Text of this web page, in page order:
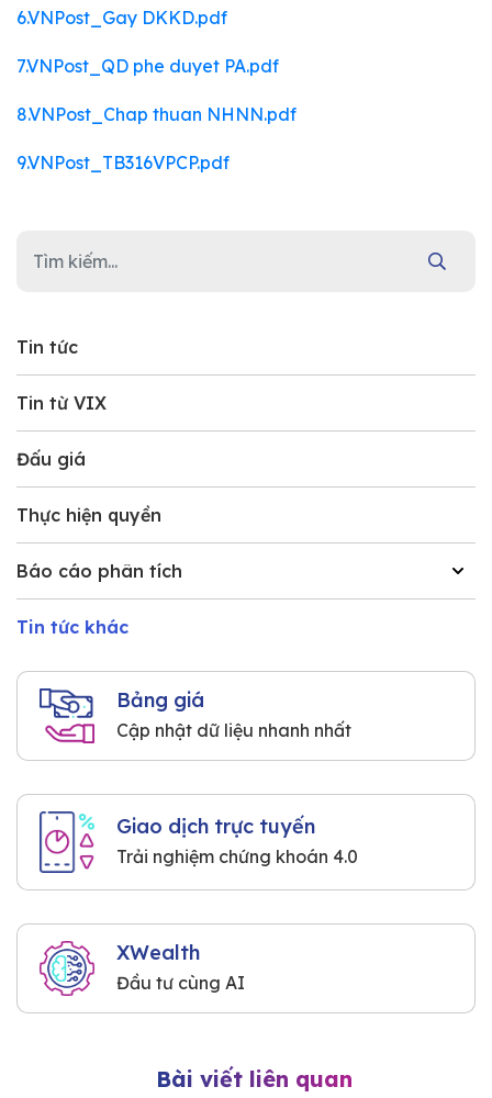
Tin tức
Tin từ VIX
Đấu giá
Thực hiện quyền
Báo cáo phân tích
Tin tức khác
Bảng giá
Cập nhật dữ liệu nhanh nhất
Giao dịch trực tuyến
Trải nghiệm chứng khoán 4.0
XWealth
Đầu tư cùng AI
6.VNPost_Gay DKKD.pdf
7.VNPost_QD phe duyet PA.pdf
8.VNPost_Chap thuan NHNN.pdf
9.VNPost_TB316VPCP.pdf
Bài viết liên quan